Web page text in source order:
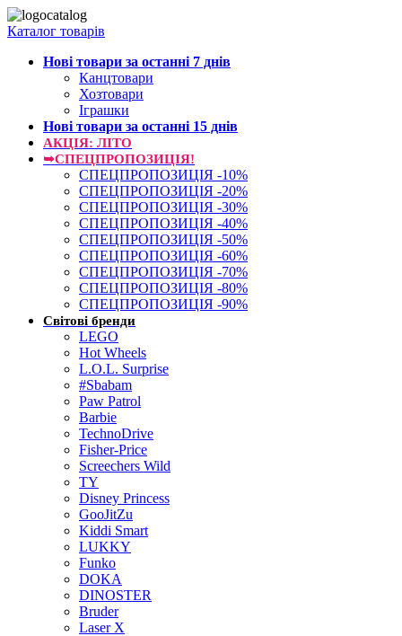
Каталог товарів
Нові товари за останнi 7 днiв
Канцтовари
Хозтовари
Іграшки
Нові товари за останнi 15 днiв
АКЦІЯ: ЛІТО
➥СПЕЦПРОПОЗИЦІЯ!
СПЕЦПРОПОЗИЦІЯ -10%
СПЕЦПРОПОЗИЦІЯ -20%
СПЕЦПРОПОЗИЦІЯ -30%
СПЕЦПРОПОЗИЦІЯ -40%
СПЕЦПРОПОЗИЦІЯ -50%
СПЕЦПРОПОЗИЦІЯ -60%
СПЕЦПРОПОЗИЦІЯ -70%
СПЕЦПРОПОЗИЦІЯ -80%
СПЕЦПРОПОЗИЦІЯ -90%
Світові бренди
LEGO
Hot Wheels
L.O.L. Surprise
#Sbabam
Paw Patrol
Barbie
TechnoDrive
Fisher-Price
Screechers Wild
TY
Disney Princess
GooJitZu
Kiddi Smart
LUKKY
Funko
DOKA
DINOSTER
Bruder
Laser X